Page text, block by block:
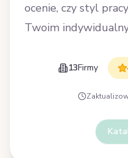
ocenie, czy styl
Twoim
13Firmy